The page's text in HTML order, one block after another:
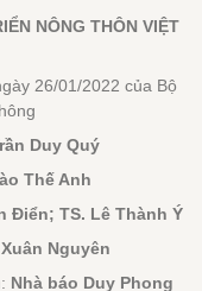
NÔNG THÔN VIỆT
26/01/2022 của Bộ
Duy Quý
Thế Anh
Điển; TS. Lê Thành Ý
Nguyên
Nhà báo Duy Phong